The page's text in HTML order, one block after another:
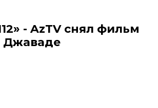
- AzTV снял фильм
Джаваде